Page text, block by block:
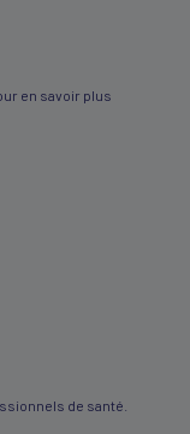
en savoir plus
de santé.